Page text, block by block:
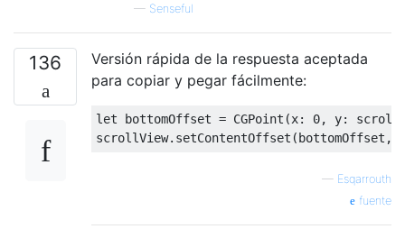
— Senseful
136
Versión rápida de la respuesta aceptada
para copiar y pegar fácilmente:
let bottomOffset = CGPoint (x: 0, y:
scrollView. setContentOffset (bottomOffset ,
— Esqarrouth
fuente